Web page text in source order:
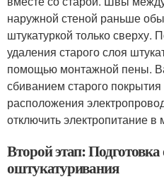
наружной стеной раньше
штукатуркой только сверху.
удаления старого слоя
помощью монтажной пены.
сбиванием старого
расположения
отключить электропитание
Второй этап: Подготовка
оштукатуривания